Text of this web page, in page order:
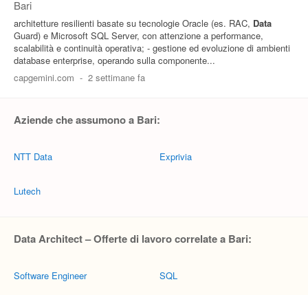
Bari
architetture resilienti basate su tecnologie Oracle (es. RAC, Data
Guard) e Microsoft SQL Server, con attenzione a performance,
scalabilità e continuità operativa; - gestione ed evoluzione di ambienti
database enterprise, operando sulla componente...
capgemini.com - 2 settimane fa
Aziende che assumono a Bari:
NTT Data
Lutech
Exprivia
Data Architect – Offerte di lavoro correlate a Bari:
Software Engineer SQL